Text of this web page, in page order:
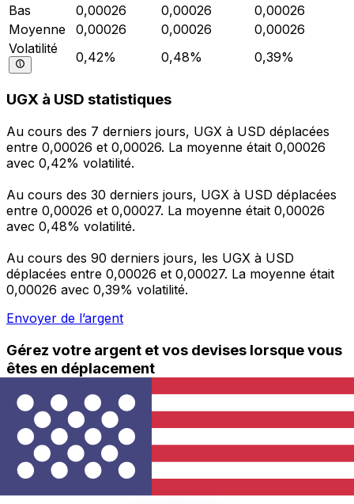
Bas
0,00026 0,00026
0,00026
Moyenne
0,00026 0,00026
0,00026
Volatilité
0,42% 0,48% 0,39%
UGX à USD statistiques
Au cours des 7 derniers jours, UGX à USD déplacées
entre 0,00026 et 0,00026. La moyenne était 0,00026
avec 0,42% volatilité.
Au cours des 30 derniers jours, UGX à USD déplacées
entre 0,00026 et 0,00027. La moyenne était 0,00026
avec 0,48% volatilité.
Au cours des 90 derniers jours, les UGX à USD
déplacées entre 0,00026 et 0,00027. La moyenne était
0,00026 avec 0,39% volatilité.
Envoyer de l’argent
Gérez votre argent et vos devises lorsque vous
êtes en déplacement
L'application Xe réunit toutes les fonctionnalités
nécessaires pour vos transferts d'argent internationaux
et la gestion de vos devises. Convertissez des devises,
programmez des alertes de taux et transférez de
l'argent à l'étranger sans frais cachés. Téléchargez
l'application dès aujourd'hui !